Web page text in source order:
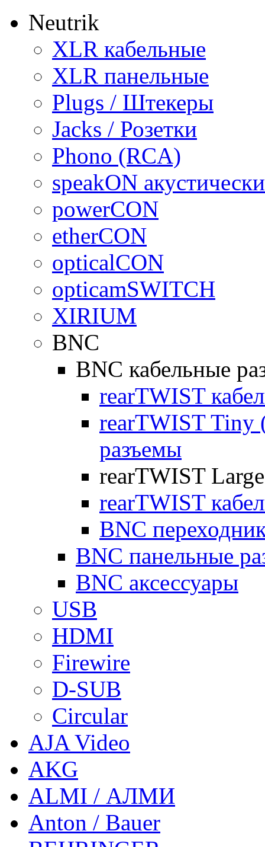
Neutrik
XLR кабельные
XLR панельные
Plugs / Штекеры
Jacks / Розетки
Phono (RCA)
speakON
powerCON
etherCON
opticalCON
opticamSWITCH
XIRIUM
BNC
BNC кабельные
rearTWIST
rearTWIST Tiny
разъемы
rearTWIST
rearTWIST
BNC
BNC панельные
BNC аксессуары
USB
HDMI
Firewire
D-SUB
Circular
AJA Video
AKG
ALMI / АЛМИ
Anton / Bauer